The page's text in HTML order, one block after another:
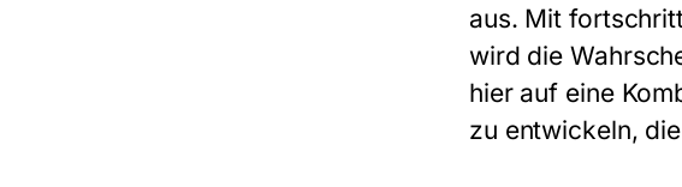
aus. Mit
wird die
hier auf eine
zu entwickeln,